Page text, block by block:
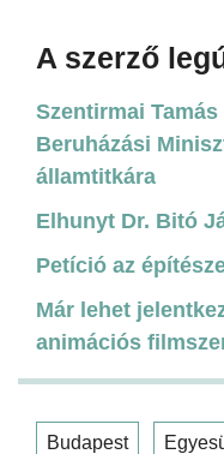
A szerző
Szentirmai
Beruházási
államtitkára
Elhunyt Dr. Bitó
Petíció az
Már lehet
animációs
Budapest